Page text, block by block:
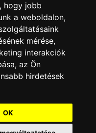
hogy jobb
a weboldalon,
mérése,
interakciók
, az Ön
hirdetések
OK
általános szállítás
is lehetséges
lehetőség
időpont
09.00 - 15.00 között.
termék/termékek,
alapján a központ